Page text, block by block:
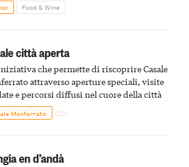
Food & Wine
città aperta
che permette di riscoprire Casale
attraverso aperture speciali, visite
e percorsi diffusi nel cuore della città
Monferrato
en d’andà